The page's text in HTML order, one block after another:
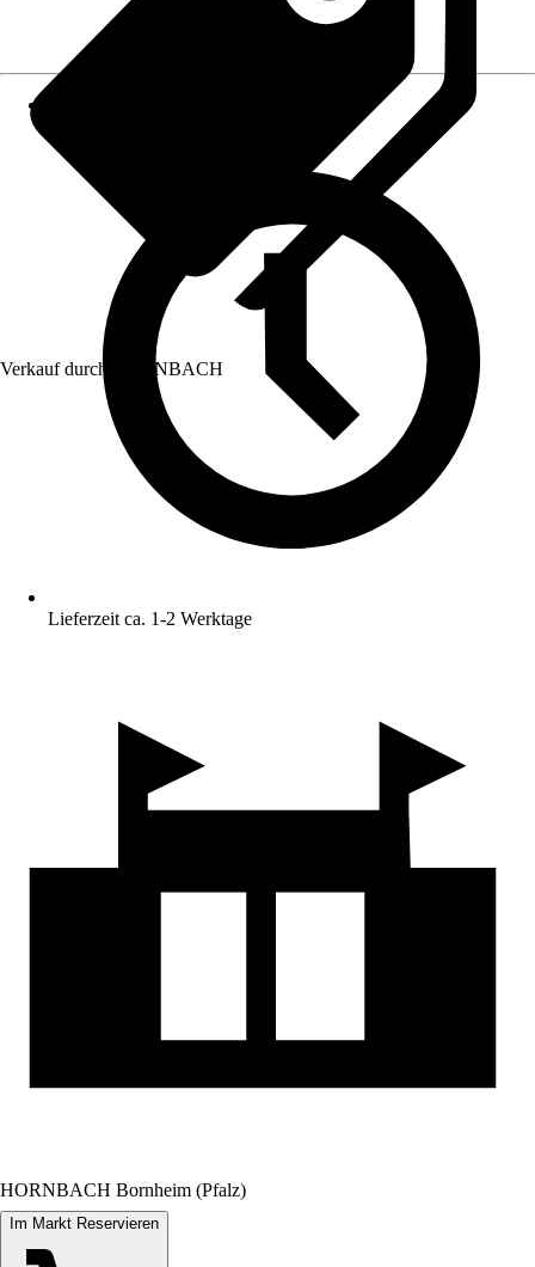
Verkauf durch: HORNBACH
Lieferzeit ca. 1-2 Werktage
HORNBACH Bornheim (Pfalz)
Im Markt Reservieren